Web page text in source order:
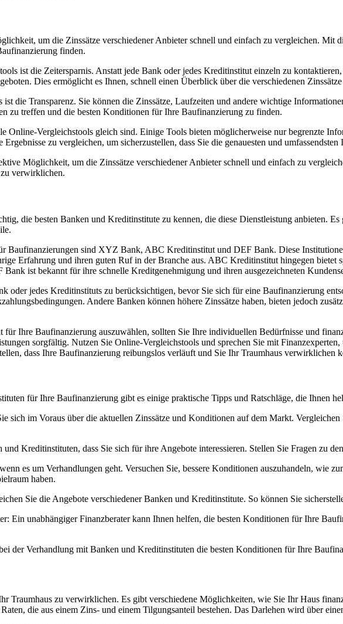
um die Zinssätze verschiedener Anbieter schnell und einfach zu vergleichen. Mit
finden.
ist die Zeitersparnis. Anstatt jede Bank oder jedes Kreditinstitut einzeln zu
Dies ermöglicht es Ihnen, schnell einen Überblick über die verschiedenen
die Transparenz. Sie können die Zinssätze, Laufzeiten und andere wichtige
zu treffen und die besten Konditionen für Ihre Baufinanzierung zu finden.
Online-Vergleichstools gleich sind. Einige Tools bieten möglicherweise nur begrenzte
zu vergleichen, um sicherzustellen, dass Sie die genauesten und
Möglichkeit, um die Zinssätze verschiedener Anbieter schnell und einfach zu
verwirklichen.
die besten Banken und Kreditinstitute zu kennen, die diese Dienstleistung anbieten.
Baufinanzierungen sind XYZ Bank, ABC Kreditinstitut und DEF Bank. Diese
Erfahrung und ihren guten Ruf in der Branche aus. ABC Kreditinstitut hingegen bietet
ist bekannt für ihre schnelle Kreditgenehmigung und ihren ausgezeichneten
oder jedes Kreditinstituts zu berücksichtigen, bevor Sie sich für eine Baufinanzierung
Andere Banken können höhere Zinssätze haben, bieten jedoch
für Ihre Baufinanzierung auszuwählen, sollten Sie Ihre individuellen Bedürfnisse und
sorgfältig. Nutzen Sie Online-Vergleichstools und sprechen Sie mit
dass Ihre Baufinanzierung reibungslos verläuft und Sie Ihr Traumhaus verwirklichen
für Ihre Baufinanzierung gibt es einige praktische Tipps und Ratschläge, die Ihnen
sich im Voraus über die aktuellen Zinssätze und Konditionen auf dem Markt.
und Kreditinstituten, dass Sie sich für ihre Angebote interessieren. Stellen Sie Fragen zu
es um Verhandlungen geht. Versuchen Sie, bessere Konditionen auszuhandeln, wie
haben.
Sie die Angebote verschiedener Banken und Kreditinstitute. So können Sie
Ein unabhängiger Finanzberater kann Ihnen helfen, die besten Konditionen für Ihre
der Verhandlung mit Banken und Kreditinstituten die besten Konditionen für Ihre
Traumhaus zu verwirklichen. Es gibt verschiedene Möglichkeiten, wie Sie Ihr Haus
die aus einem Zins- und einem Tilgungsanteil bestehen. Das Darlehen wird über